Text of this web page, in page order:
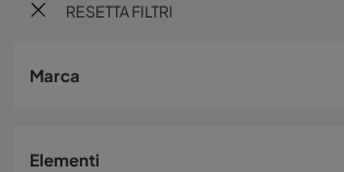
RESETTA FILTRI
Marca
Elementi